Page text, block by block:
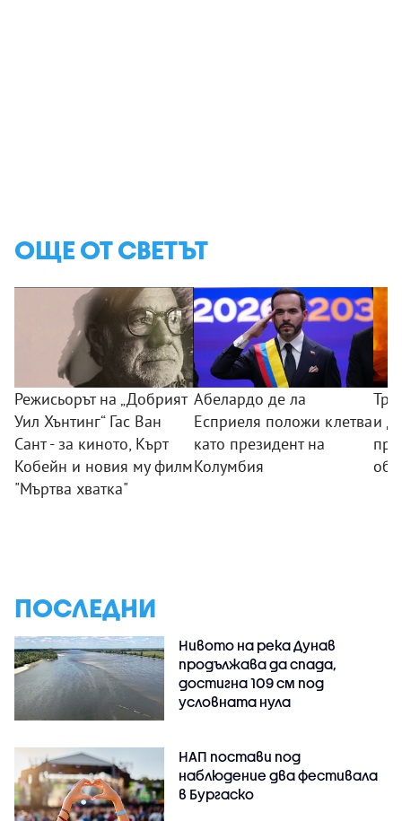
ОЩЕ ОТ СВЕТЪТ
Режисьорът на „Добрият
Уил Хънтинг“ Гас Ван
Сант - за киното, Кърт
Кобейн и новия му филм
"Мъртва хватка"
Абелардо де ла
Есприеля положи клетва
като президент на
Колумбия
и
ПОСЛЕДНИ
Нивото на река Дунав
продължава да спада,
достигна 109 см под
условната нула
НАП постави под
наблюдение два фестивала
в Бургаско